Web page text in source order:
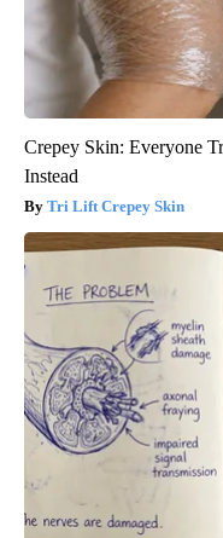
Crepey Skin: Everyone
Instead
Tri Lift Crepey Skin